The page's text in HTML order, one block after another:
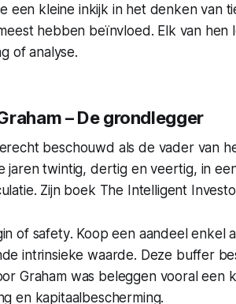
een kleine inkijk in het denken van
hebben beïnvloed. Elk van hen
of analyse.
– De grondlegger
beschouwd als de vader van
jaren twintig, dertig en veertig, in
Zijn boek The Intelligent
of safety. Koop een aandeel enkel
intrinsieke waarde. Deze buffer
Graham was beleggen vooral een
en kapitaalbescherming.